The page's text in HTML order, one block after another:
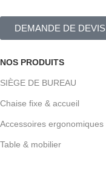
DEMANDE DE DEVIS
NOS PRODUITS
SIÈGE DE BUREAU
Chaise fixe & accueil
Accessoires ergonomiques
Table & mobilier